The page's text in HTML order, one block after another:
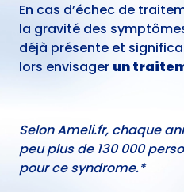
En cas d’échec de
la gravité des
déjà présente et
lors envisager un
Selon Ameli.fr, chaque
peu plus de 130 000
pour ce syndrome.*